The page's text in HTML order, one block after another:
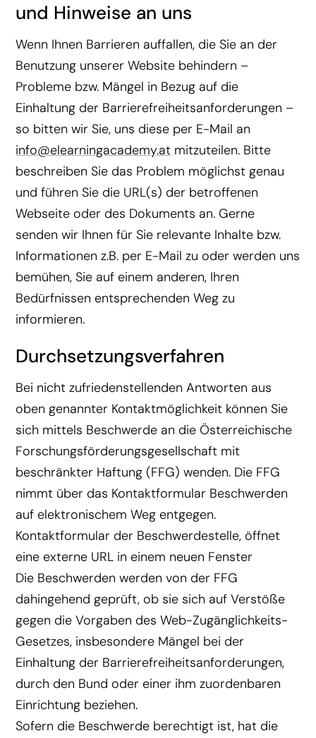
und Hinweise an uns
Wenn Ihnen Barrieren auffallen, die Sie an der
Benutzung unserer Website behindern –
Probleme bzw. Mängel in Bezug auf die
Einhaltung der Barrierefreiheitsanforderungen –
so bitten wir Sie, uns diese per E-Mail an
info@elearningacademy.at mitzuteilen. Bitte
beschreiben Sie das Problem möglichst genau
und führen Sie die URL(s) der betroffenen
Webseite oder des Dokuments an. Gerne
senden wir Ihnen für Sie relevante Inhalte bzw.
Informationen z.B. per E-Mail zu oder werden uns
bemühen, Sie auf einem anderen, Ihren
Bedürfnissen entsprechenden Weg zu
informieren.
Durchsetzungsverfahren
Bei nicht zufriedenstellenden Antworten aus
oben genannter Kontaktmöglichkeit können Sie
sich mittels Beschwerde an die Österreichische
Forschungsförderungsgesellschaft mit
beschränkter Haftung (FFG) wenden. Die FFG
nimmt über das Kontaktformular Beschwerden
auf elektronischem Weg entgegen.
Kontaktformular der Beschwerdestelle, öffnet
eine externe URL in einem neuen Fenster
Die Beschwerden werden von der FFG
dahingehend geprüft, ob sie sich auf Verstöße
gegen die Vorgaben des Web-Zugänglichkeits-
Gesetzes, insbesondere Mängel bei der
Einhaltung der Barrierefreiheitsanforderungen,
durch den Bund oder einer ihm zuordenbaren
Einrichtung beziehen.
Sofern die Beschwerde berechtigt ist, hat die